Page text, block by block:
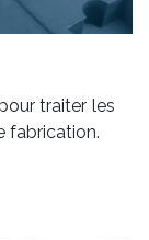
traiter les
fabrication.